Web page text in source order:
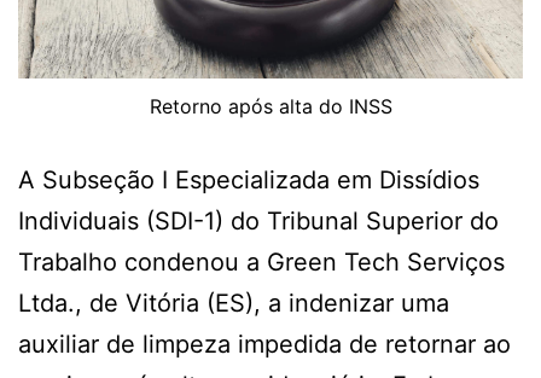
Retorno após alta do INSS
A Subseção I Especializada em Dissídios
Individuais (SDI-1) do Tribunal Superior do
Trabalho condenou a Green Tech Serviços
Ltda., de Vitória (ES), a indenizar uma
auxiliar de limpeza impedida de retornar ao